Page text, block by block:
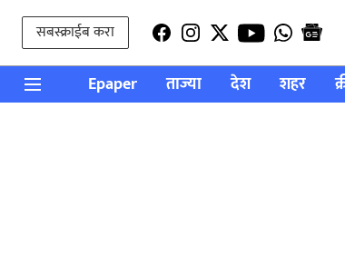
सबस्क्राईब करा
Epaper ताज्या देश शहर